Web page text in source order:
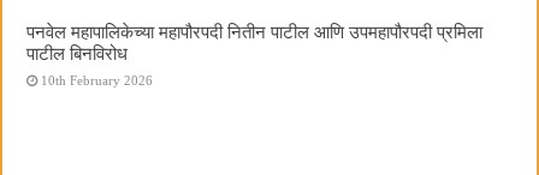
पनवेल महापालिकेच्या महापौरपदी नितीन पाटील आणि उपमहापौरपदी प्रमिला
पाटील बिनविरोध
10th February 2026